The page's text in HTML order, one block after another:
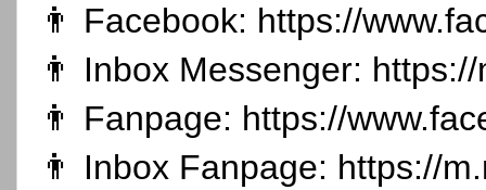
👨 Facebook: https://
👨 Inbox Messenger:
👨 Fanpage: https://
👨 Inbox Fanpage: https://